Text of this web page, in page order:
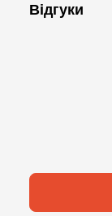
Відгуки